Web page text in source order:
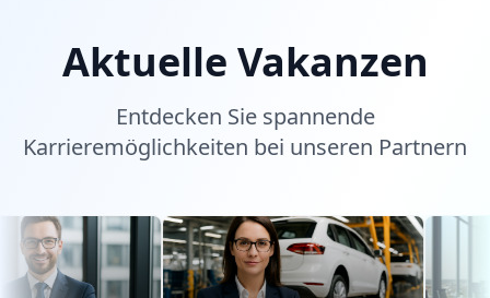
Aktuelle Vakanzen
Entdecken Sie spannende
Karrieremöglichkeiten bei unseren Partnern